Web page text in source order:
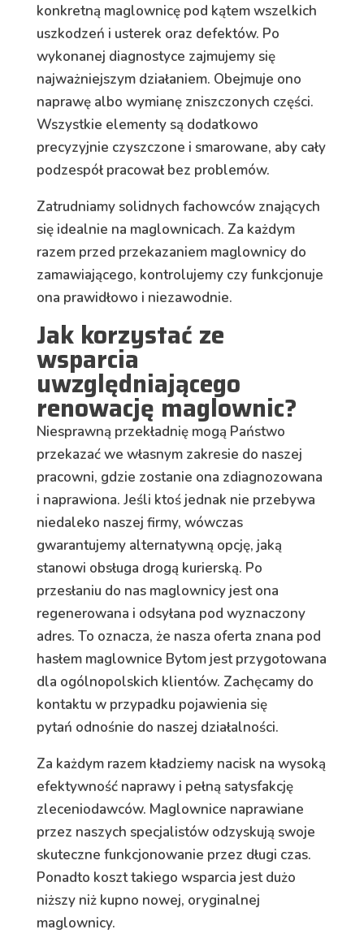
konkretną maglownicę pod kątem wszelkich
uszkodzeń i usterek oraz defektów. Po
wykonanej diagnostyce zajmujemy się
najważniejszym działaniem. Obejmuje ono
naprawę albo wymianę zniszczonych części.
Wszystkie elementy są dodatkowo
precyzyjnie czyszczone i smarowane, aby cały
podzespół pracował bez problemów.
Zatrudniamy solidnych fachowców znających
się idealnie na maglownicach. Za każdym
razem przed przekazaniem maglownicy do
zamawiającego, kontrolujemy czy funkcjonuje
ona prawidłowo i niezawodnie.
Jak korzystać ze
wsparcia
uwzględniającego
renowację maglownic?
Niesprawną przekładnię mogą Państwo
przekazać we własnym zakresie do naszej
pracowni, gdzie zostanie ona zdiagnozowana
i naprawiona. Jeśli ktoś jednak nie przebywa
niedaleko naszej firmy, wówczas
gwarantujemy alternatywną opcję, jaką
stanowi obsługa drogą kurierską. Po
przesłaniu do nas maglownicy jestona
regenerowana i odsyłana pod wyznaczony
adres. To oznacza, że nasza oferta znana pod
hasłem maglownice Bytom jest przygotowana
dla ogólnopolskich klientów. Zachęcamy do
kontaktu w przypadku pojawienia się
pytań odnośnie do naszej działalności.
Za każdym razem kładziemy nacisk na wysoką
efektywność naprawy i pełną satysfakcję
zleceniodawców. Maglownice naprawiane
przez naszych specjalistów odzyskują swoje
skuteczne funkcjonowanie przez długi czas.
Ponadto koszt takiego wsparcia jest dużo
niższy niż kupno nowej, oryginalnej
maglownicy.